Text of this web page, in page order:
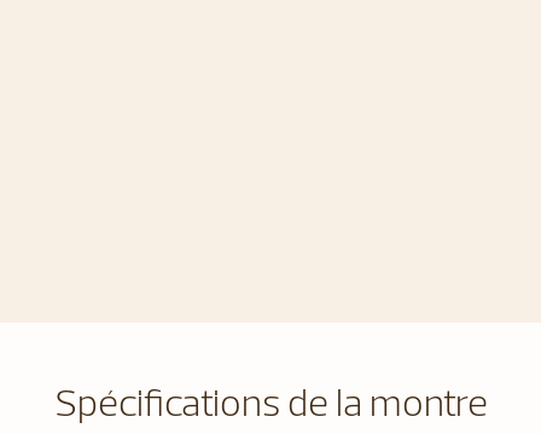
Spécifications de la montre